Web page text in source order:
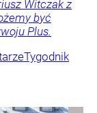
Witczak z
być
Plus.
Tygodnik